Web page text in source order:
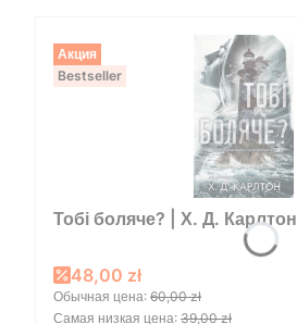
Акция
Bestseller
Тобі боляче? | Х. Д. Карлтон
Promotional price
48,00 zł
Обычная цена: 60,00 zł
Самая низкая цена: 39,00 zł